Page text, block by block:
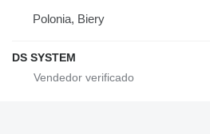
Polonia, Biery
DS SYSTEM